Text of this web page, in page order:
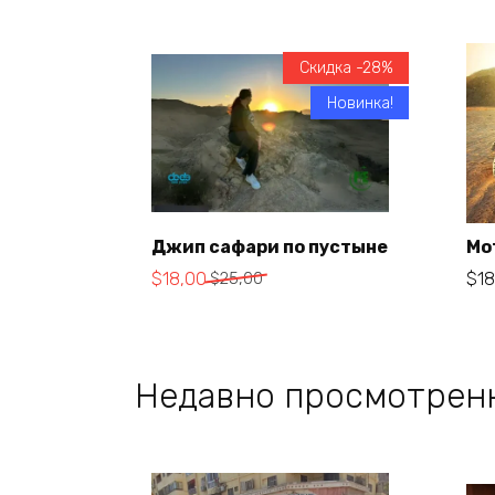
В корзину
Скидка -28%
Новинка!
Джип сафари по пустыне
$25,00
Первоначальная
$18,00
Текущая
$
Недавно